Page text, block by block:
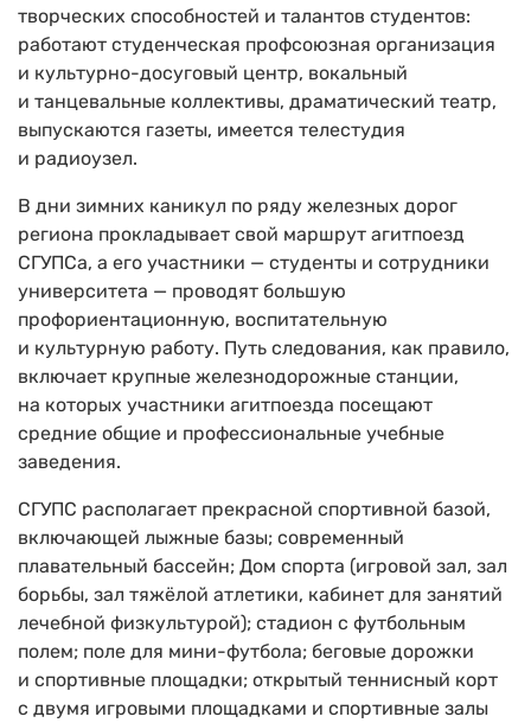
творческих способностей и талантов студентов:
работают студенческая профсоюзная организация
и культурно-досуговый центр, вокальный
и танцевальные коллективы, драматический театр,
выпускаются газеты, имеется телестудия
и радиоузел.
В дни зимних каникул по ряду железных дорог
региона прокладывает свой маршрут агитпоезд
СГУПСа, а его участники — студенты и сотрудники
университета — проводят большую
профориентационную, воспитательную
и культурную работу. Путь следования, как правило,
включает крупные железнодорожные станции,
на которых участники агитпоезда посещают
средние общие и профессиональные учебные
заведения.
СГУПС располагает прекрасной спортивной базой,
включающей лыжные базы; современный
плавательный бассейн; Дом спорта (игровой зал, зал
борьбы, зал тяжёлой атлетики, кабинет для занятий
лечебной физкультурой); стадион с футбольным
полем; поле для мини-футбола; беговые дорожки
и спортивные площадки; открытый теннисный корт
с двумя игровыми площадками и спортивные залы